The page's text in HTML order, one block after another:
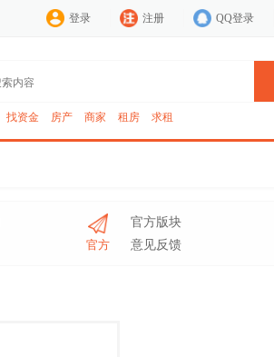
登录 注册 QQ登录
找资金 房产 商家 租房 求租
官方
官方版块
意见反馈